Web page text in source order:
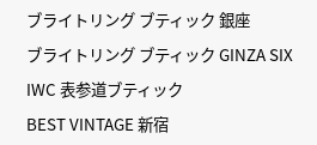
ブライトリング ブティック 銀座
ブライトリング ブティック GINZA SIX
IWC 表参道ブティック
BEST VINTAGE 新宿